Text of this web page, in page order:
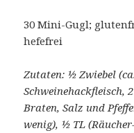
30 Mini-Gugl;
hefefrei
Zutaten: ½ Zwiebel
Schweinehackfleisch,
Braten, Salz und
wenig), ½ TL